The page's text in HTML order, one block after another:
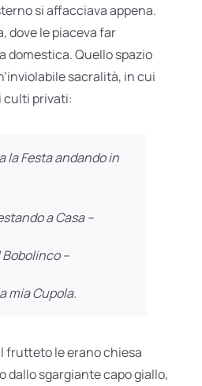
si affacciava appena.
dove le piaceva far
domestica. Quello spazio
sacralità, in cui
culti privati:
la Festa andando in
a Casa –
–
mia Cupola.
frutteto le erano chiesa
dallo sgargiante capo giallo,